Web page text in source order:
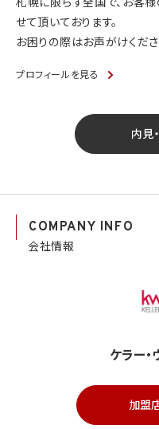
札幌に限らず全国で、お客
せて頂いております。
お困りの際はお声がけくださ
プロフィールを見る
内見
COMPANY INFO
会社情報
ケラー
加盟